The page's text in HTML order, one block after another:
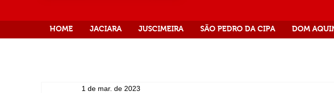
HOME JACIARA JUSCIMEIRA SÃO PEDRO DA CIPA DOM
1 de mar. de 2023